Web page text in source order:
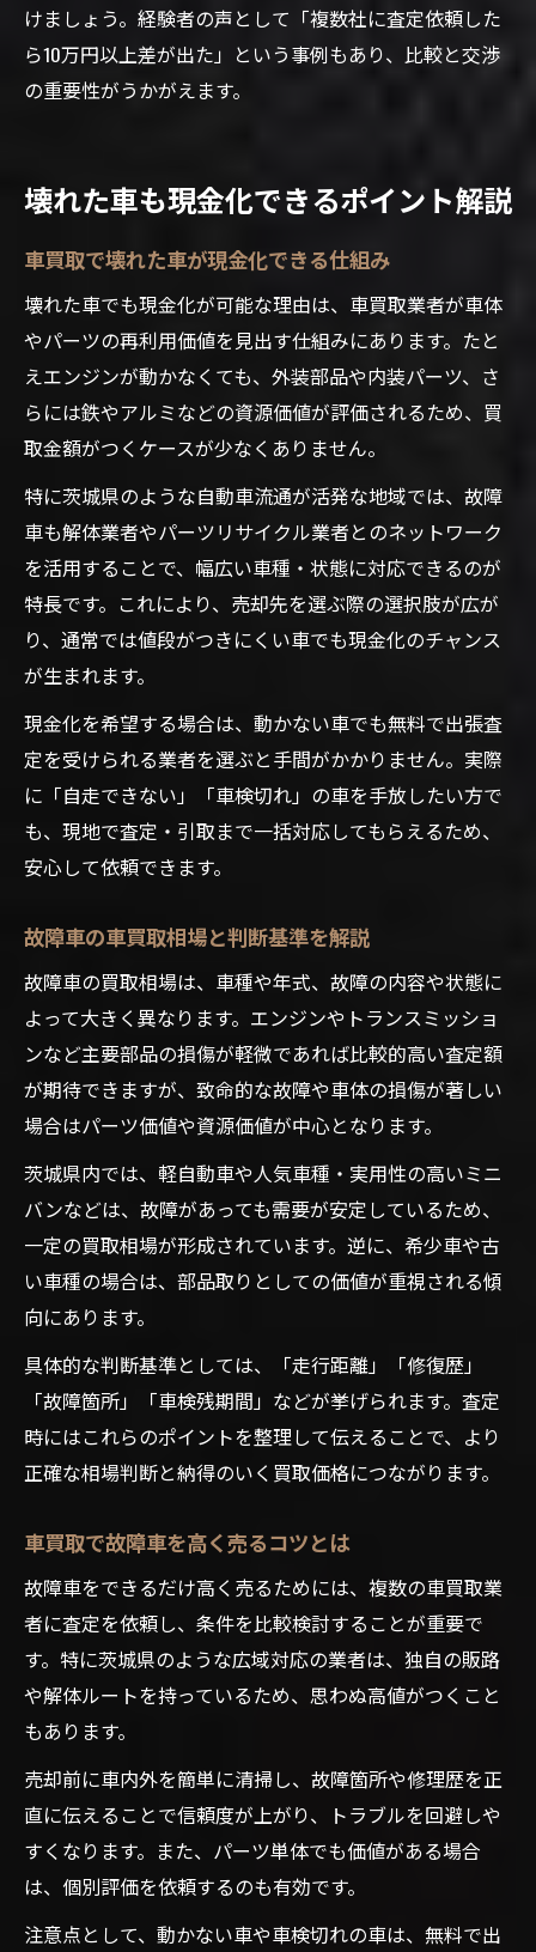
けましょう。経験者の声として「複数社に査定依頼した
ら10万円以上差が出た」という事例もあり、比較と交渉
の重要性がうかがえます。
壊れた車も現金化できるポイント解説
車買取で壊れた車が現金化できる仕組み
壊れた車でも現金化が可能な理由は、車買取業者が車体
やパーツの再利用価値を見出す仕組みにあります。たと
えエンジンが動かなくても、外装部品や内装パーツ、さ
らには鉄やアルミなどの資源価値が評価されるため、買
取金額がつくケースが少なくありません。
特に茨城県のような自動車流通が活発な地域では、故障
車も解体業者やパーツリサイクル業者とのネットワーク
を活用することで、幅広い車種・状態に対応できるのが
特長です。これにより、売却先を選ぶ際の選択肢が広が
り、通常では値段がつきにくい車でも現金化のチャンス
が生まれます。
現金化を希望する場合は、動かない車でも無料で出張査
定を受けられる業者を選ぶと手間がかかりません。実際
に「自走できない」「車検切れ」の車を手放したい方で
も、現地で査定・引取まで一括対応してもらえるため、
安心して依頼できます。
故障車の車買取相場と判断基準を解説
故障車の買取相場は、車種や年式、故障の内容や状態に
よって大きく異なります。エンジンやトランスミッショ
ンなど主要部品の損傷が軽微であれば比較的高い査定額
が期待できますが、致命的な故障や車体の損傷が著しい
場合はパーツ価値や資源価値が中心となります。
茨城県内では、軽自動車や人気車種・実用性の高いミニ
バンなどは、故障があっても需要が安定しているため、
一定の買取相場が形成されています。逆に、希少車や古
い車種の場合は、部品取りとしての価値が重視される傾
向にあります。
具体的な判断基準としては、「走行距離」「修復歴」
「故障箇所」「車検残期間」などが挙げられます。査定
時にはこれらのポイントを整理して伝えることで、より
正確な相場判断と納得のいく買取価格につながります。
車買取で故障車を高く売るコツとは
故障車をできるだけ高く売るためには、複数の車買取業
者に査定を依頼し、条件を比較検討することが重要で
す。特に茨城県のような広域対応の業者は、独自の販路
や解体ルートを持っているため、思わぬ高値がつくこと
もあります。
売却前に車内外を簡単に清掃し、故障箇所や修理歴を正
直に伝えることで信頼度が上がり、トラブルを回避しや
すくなります。また、パーツ単体でも価値がある場合
は、個別評価を依頼するのも有効です。
注意点として、動かない車や車検切れの車は、無料で出